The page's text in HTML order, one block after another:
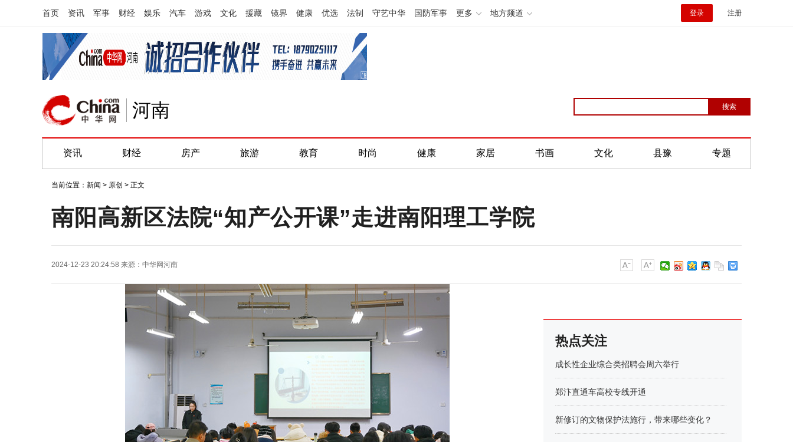
首页 资讯 军事 财经 娱乐 汽车 游戏 文化 援藏 镜界 健康 优选 法制 守艺中华 国防军事 更多 地方频道 登录 注册
河南
资讯 财经 房产 旅游 教育 时尚 健康 家居 书画 文化 县豫 专题
当前位置： 新闻 > 原创 > 正文
南阳高新区法院“知产公开课”走进南阳理工学院
2024-12-23 20:24:58 来源： 中华网河南
热点关注
成长性企业综合类招聘会周六举行
郑汴直通车高校专线开通
新修订的文物保护法施行，带来哪些变化？